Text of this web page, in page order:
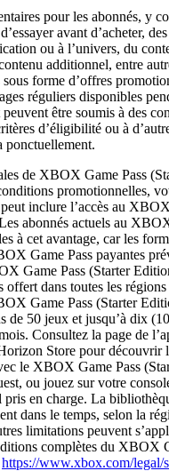
pour les abonnés, y
avant d’acheter,
ou à l’univers, du
additionnel, entre
forme d’offres
réguliers disponibles
être soumis à des
d’éligibilité ou à
ponctuellement.
de XBOX Game Pass
promotionnelles,
inclure l’accès au
abonnés actuels au
à cet avantage, car les
Game Pass payantes
Game Pass (Starter
offert dans toutes les
Game Pass (Starter
de 50 jeux et jusqu’à dix
Consultez la page de
Store pour découvrir
le XBOX Game Pass
ou jouez sur votre
pris en charge. La
dans le temps, selon la
limitations peuvent
complètes du XBOX
https://www.xbox.com/legal/